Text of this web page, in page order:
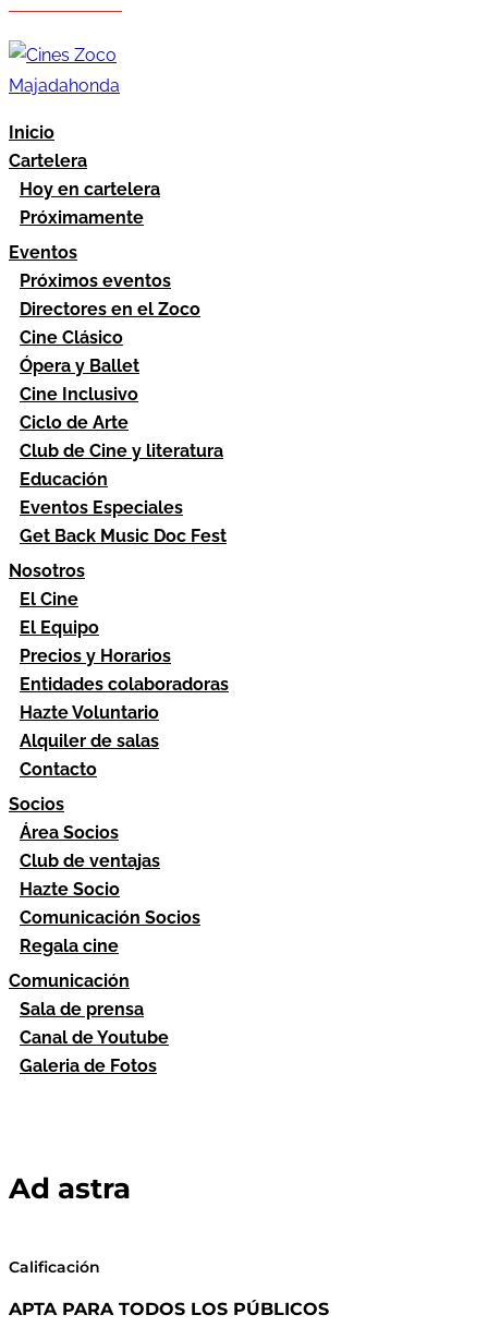
Inicio
Cartelera
Hoy en cartelera
Próximamente
Eventos
Próximos eventos
Directores en el Zoco
Cine Clásico
Ópera y Ballet
Cine Inclusivo
Ciclo de Arte
Club de Cine y literatura
Educación
Eventos Especiales
Get Back Music Doc Fest
Nosotros
El Cine
El Equipo
Precios y Horarios
Entidades colaboradoras
Hazte Voluntario
Alquiler de salas
Contacto
Socios
Área Socios
Club de ventajas
Hazte Socio
Comunicación Socios
Regala cine
Comunicación
Sala de prensa
Canal de Youtube
Galeria de Fotos
Ad astra
Calificación
APTA PARA TODOS LOS PÚBLICOS